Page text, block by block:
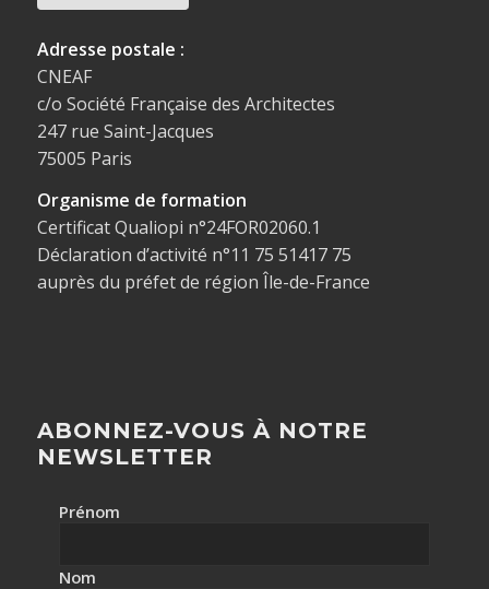
Adresse postale :
CNEAF
c/o Société Française des Architectes
247 rue Saint-Jacques
75005 Paris
Organisme de formation
Certificat Qualiopi n°24FOR02060.1
Déclaration d’activité n°11 75 51417 75
auprès du préfet de région Île-de-France
ABONNEZ-VOUS À NOTRE
NEWSLETTER
Prénom
Nom